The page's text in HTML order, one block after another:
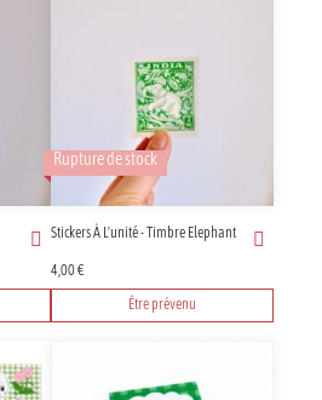
Rupture de stock
Stickers À L'unité - Timbre Elephant
4,00€
Être prévenu